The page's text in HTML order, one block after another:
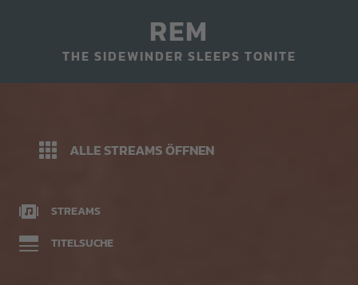
REM
THE SIDEWINDER SLEEPS TONITE
ALLE STREAMS ÖFFNEN
STREAMS
TITELSUCHE